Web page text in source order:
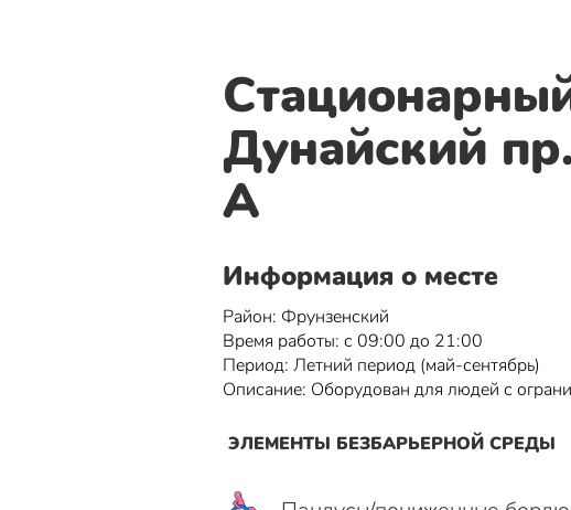
Дунайский
А
Информация о месте
Район: Фрунзенский
Время работы: с 09:00 до 21:00
Период: Летний период (май-сентябрь)
Описание: Оборудован для людей с
ЭЛЕМЕНТЫ БЕЗБАРЬЕРНОЙ СРЕДЫ